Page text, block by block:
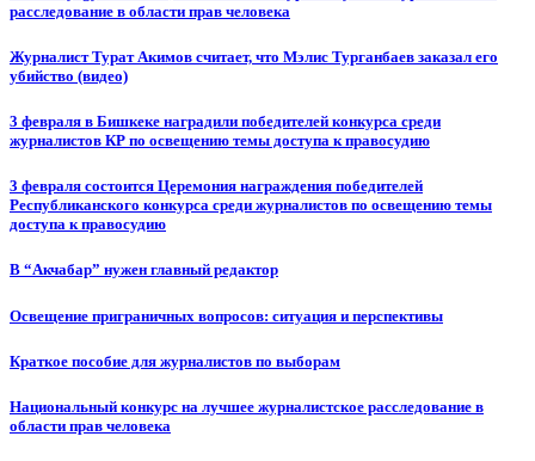
расследование в области прав человека
Журналист Турат Акимов считает, что Мэлис Турганбаев заказал его
убийство (видео)
3 февраля в Бишкеке наградили победителей конкурса среди
журналистов КР по освещению темы доступа к правосудию
3 февраля состоится Церемония награждения победителей
Республиканского конкурса среди журналистов по освещению темы
доступа к правосудию
В “Акчабар” нужен главный редактор
Освещение приграничных вопросов: ситуация и перспективы
Краткое пособие для журналистов по выборам
Национальный конкурс на лучшее журналистское расследование в
области прав человека